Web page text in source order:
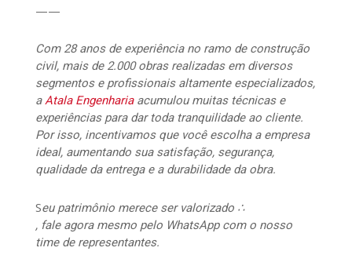
——
Com 28 anos de experiência no ramo de construção
civil, mais de 2.000 obras realizadas em diversos
segmentos e profissionais altamente especializados,
aAtala Engenhariaacumulou muitas técnicas e
experiências para dar toda tranquilidade ao cliente.
Por isso, incentivamos que você escolha a empresa
ideal, aumentando sua satisfação, segurança,
qualidade da entrega e a durabilidade da obra.
Seu patrimônio merece ser valorizado ∴
, fale agora mesmo pelo WhatsApp com o nosso
time de representantes.